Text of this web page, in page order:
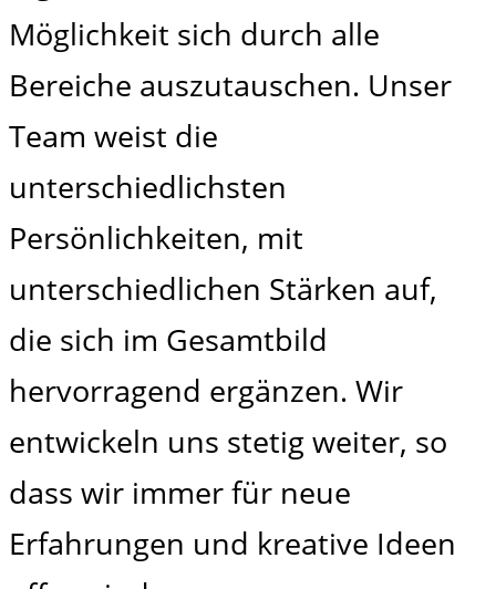
Möglichkeit sich durch alle
Bereiche auszutauschen. Unser
Team weist die
unterschiedlichsten
Persönlichkeiten, mit
unterschiedlichen Stärken auf,
die sich im Gesamtbild
hervorragend ergänzen. Wir
entwickeln uns stetig weiter, so
dass wir immer für neue
Erfahrungen und kreative Ideen